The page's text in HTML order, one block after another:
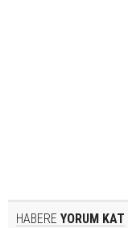
HABERE YORUM KAT